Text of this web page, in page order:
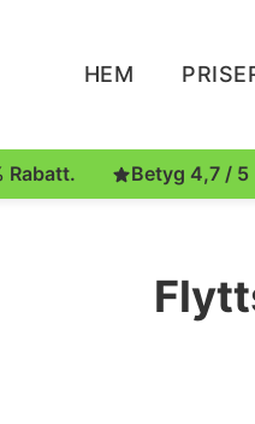
HEM
Rabatt. Betyg 4,7 / 5